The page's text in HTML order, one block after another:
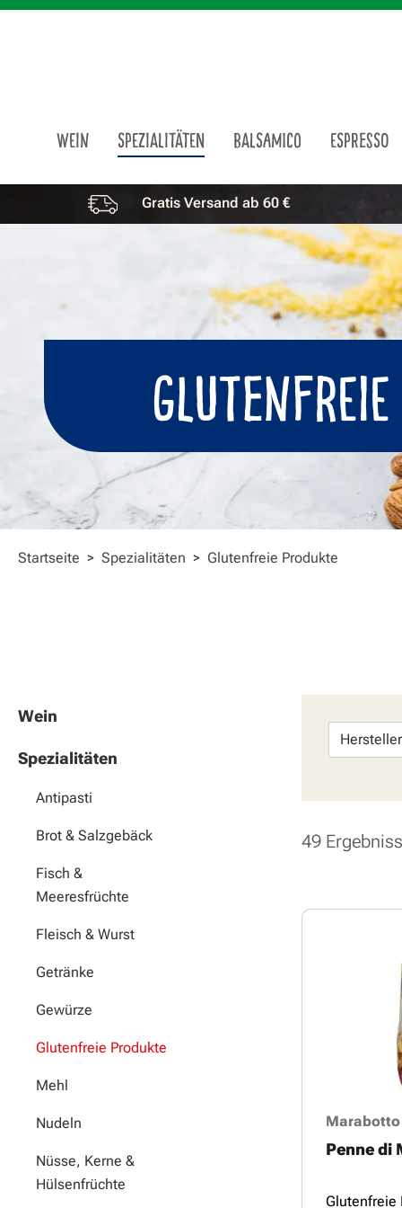
WEIN SPEZIALITÄTEN BALSAMICO ESPRESSO
Vorteile überspringen Gratis Versand ab 60 €
Startseite > Spezialitäten > Glutenfreie Produkte
Wein
Spezialitäten
Antipasti
Brot & Salzgebäck
Fisch &
Meeresfrüchte
Fleisch & Wurst
Getränke
Gewürze
Glutenfreie Produkte
Mehl
Nudeln
Nüsse, Kerne &
Hülsenfrüchte
49
Marabotto
Penne di
Glutenfreie